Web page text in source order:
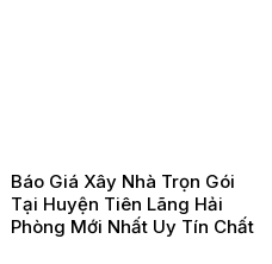
Báo Giá Xây Nhà Trọn Gói
Tại Huyện Tiên Lãng Hải
Phòng Mới Nhất Uy Tín Chất